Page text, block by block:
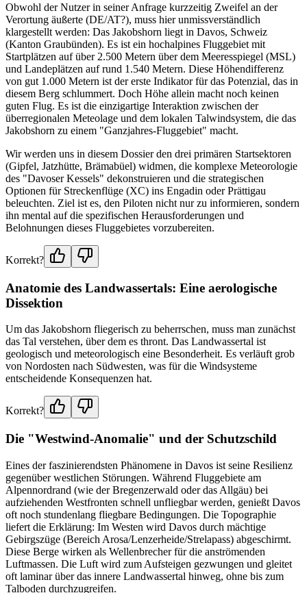
Obwohl der Nutzer in seiner Anfrage kurzzeitig Zweifel an der
Verortung äußerte (DE/AT?), muss hier unmissverständlich
klargestellt werden: Das Jakobshorn liegt in Davos, Schweiz
(Kanton Graubünden). Es ist ein hochalpines Fluggebiet mit
Startplätzen auf über 2.500 Metern über dem Meeresspiegel (MSL)
und Landeplätzen auf rund 1.540 Metern. Diese Höhendifferenz
von gut 1.000 Metern ist der erste Indikator für das Potenzial, das in
diesem Berg schlummert. Doch Höhe allein macht noch keinen
guten Flug. Es ist die einzigartige Interaktion zwischen der
überregionalen Meteolage und dem lokalen Talwindsystem, die das
Jakobshorn zu einem "Ganzjahres-Fluggebiet" macht.
Wir werden uns in diesem Dossier den drei primären Startsektoren
(Gipfel, Jatzhütte, Brämabüel) widmen, die komplexe Meteorologie
des "Davoser Kessels" dekonstruieren und die strategischen
Optionen für Streckenflüge (XC) ins Engadin oder Prättigau
beleuchten. Ziel ist es, den Piloten nicht nur zu informieren, sondern
ihn mental auf die spezifischen Herausforderungen und
Belohnungen dieses Fluggebietes vorzubereiten.
Korrekt?
Anatomie des Landwassertals: Eine aerologische
Dissektion
Um das Jakobshorn fliegerisch zu beherrschen, muss man zunächst
das Tal verstehen, über dem es thront. Das Landwassertal ist
geologisch und meteorologisch eine Besonderheit. Es verläuft grob
von Nordosten nach Südwesten, was für die Windsysteme
entscheidende Konsequenzen hat.
Korrekt?
Die "Westwind-Anomalie" und der Schutzschild
Eines der faszinierendsten Phänomene in Davos ist seine Resilienz
gegenüber westlichen Störungen. Während Fluggebiete am
Alpennordrand (wie der Bregenzerwald oder das Allgäu) bei
aufziehenden Westfronten schnell unfliegbar werden, genießt Davos
oft noch stundenlang fliegbare Bedingungen. Die Topographie
liefert die Erklärung: Im Westen wird Davos durch mächtige
Gebirgszüge (Bereich Arosa/Lenzerheide/Strelapass) abgeschirmt.
Diese Berge wirken als Wellenbrecher für die anströmenden
Luftmassen. Die Luft wird zum Aufsteigen gezwungen und gleitet
oft laminar über das innere Landwassertal hinweg, ohne bis zum
Talboden durchzugreifen.